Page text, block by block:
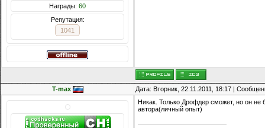
Награды: 60
Репутация:
1041
T-max Дата: Вторник, 22.11.2011, 18:17 |
Никак. Только Дрофдер сможет, но он не
автора(личный опыт)